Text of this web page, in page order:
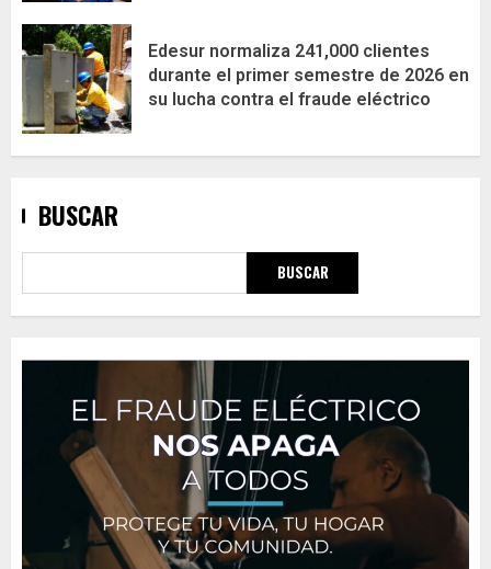
Edesur normaliza 241,000 clientes
durante el primer semestre de 2026 en
su lucha contra el fraude eléctrico
BUSCAR
BUSCAR